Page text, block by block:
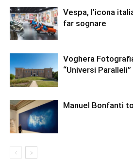
Vespa, l’icona
far sognare
Voghera
“Universi Paralleli”
Manuel Bonfanti